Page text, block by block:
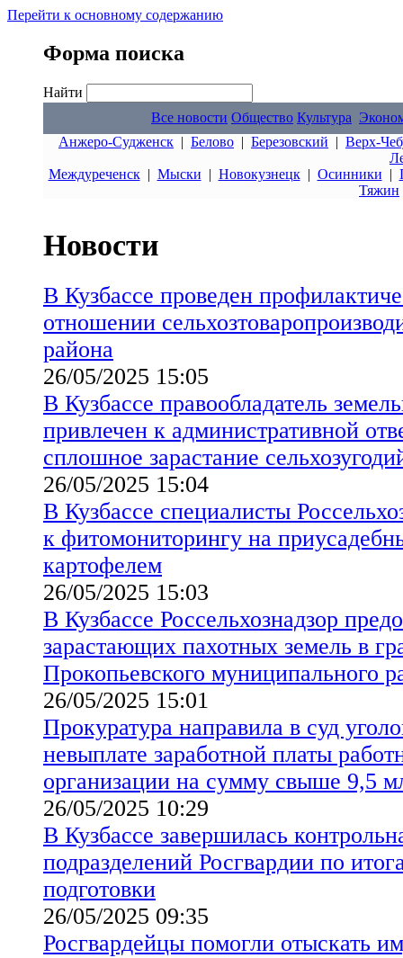
Перейти к основному содержанию
Форма поиска
Найти
Все новости Общество Культура
Анжеро-Судженск | Белово | Березовский | Верх-
Междуреченск| Мыски | Новокузнецк| Осинники |
Тяжин
Новости
В Кузбассе проведен
отношении
района
26/05/2025 15:05
В Кузбассе правообладатель
привлечен к административной
сплошное зарастание
26/05/2025 15:04
В Кузбассе специалисты
к фитомониторингу на
картофелем
26/05/2025 15:03
В Кузбассе Россельхознадзор
зарастающих пахотных земель в
Прокопьевского муниципального
26/05/2025 15:01
Прокуратура направила в суд
невыплате заработной платы
организации на сумму свыше 9,5
26/05/2025 10:29
В Кузбассе завершилась
подразделений Росгвардии по
подготовки
26/05/2025 09:35
Росгвардейцы помогли отыскать